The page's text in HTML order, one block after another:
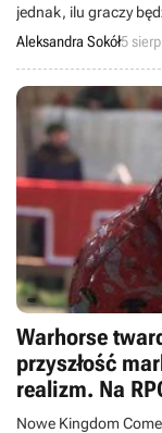
jednak, ilu graczy
większy sceptycyzm.
Aleksandra Sokół5
Warhorse
przyszłość
realizm. Na
długo
Nowe Kingdom